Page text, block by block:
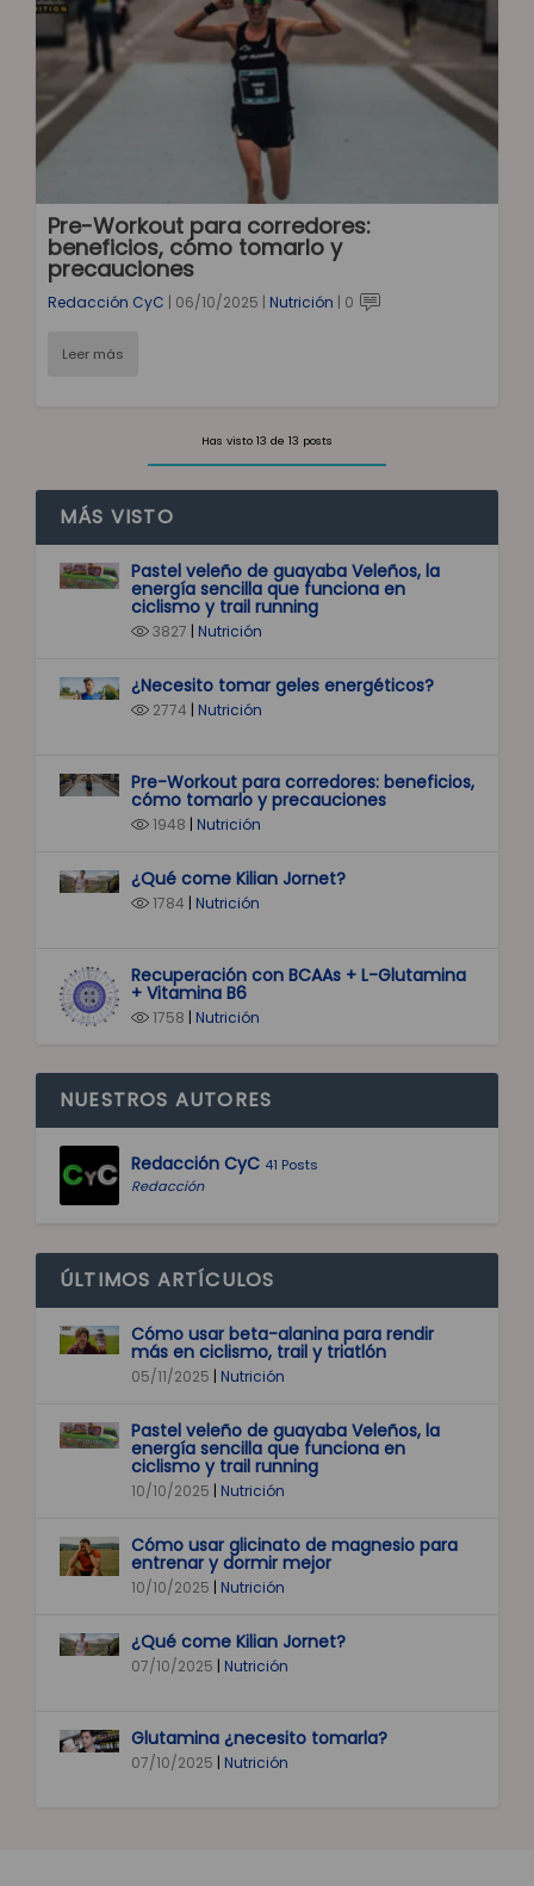
Pre-Workout para corredores:
beneficios, cómo tomarlo y
precauciones
Redacción CyC | 06/10/2025 | Nutrición | 0
Leer más
Has visto 13 de 13 posts
MÁS VISTO
Pastel veleño de guayaba Veleños, la
energía sencilla que funciona en
ciclismo y trail running
3827 | Nutrición
¿Necesito tomar geles energéticos?
2774 | Nutrición
Pre-Workout para corredores: beneficios,
cómo tomarlo y precauciones
1948 | Nutrición
¿Qué come Kilian Jornet?
1784 | Nutrición
Recuperación con BCAAs + L-Glutamina
+ Vitamina B6
1758 | Nutrición
NUESTROS AUTORES
Redacción CyC 41 Posts
Redacción
ÚLTIMOS ARTÍCULOS
Cómo usar beta-alanina para rendir
más en ciclismo, trail y triatlón
05/11/2025 | Nutrición
Pastel veleño de guayaba Veleños, la
energía sencilla que funciona en
ciclismo y trail running
10/10/2025 | Nutrición
Cómo usar glicinato de magnesio para
entrenar y dormir mejor
10/10/2025 | Nutrición
¿Qué come Kilian Jornet?
07/10/2025 | Nutrición
Glutamina ¿necesito tomarla?
07/10/2025 | Nutrición